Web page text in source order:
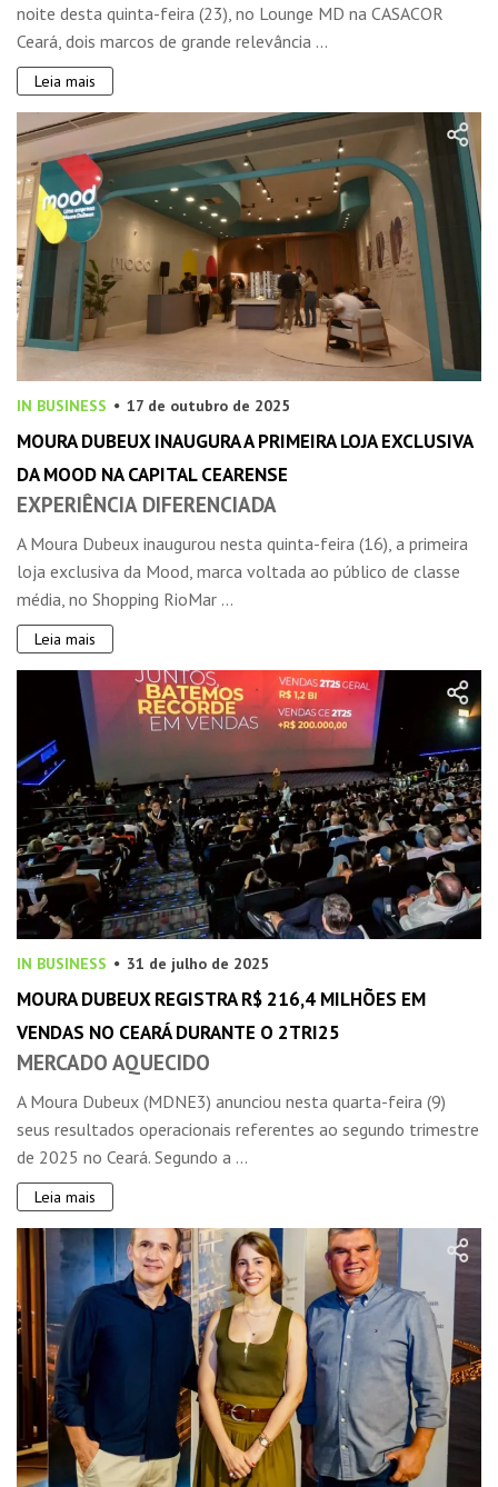
noite desta quinta-feira (23), no Lounge MD na CASACOR
Ceará, dois marcos de grande relevância ...
Leia mais
IN BUSINESS 17 de outubro de 2025
MOURA DUBEUX INAUGURA A PRIMEIRA LOJA EXCLUSIVA
DA MOOD NA CAPITAL CEARENSE
EXPERIÊNCIA DIFERENCIADA
A Moura Dubeux inaugurou nesta quinta-feira (16), a primeira
loja exclusiva da Mood, marca voltada ao público de classe
média, no Shopping RioMar ...
Leia mais
IN BUSINESS 31 de julho de 2025
MOURA DUBEUX REGISTRA R$ 216,4 MILHÕES EM
VENDAS NO CEARÁ DURANTE O 2TRI25
MERCADO AQUECIDO
A Moura Dubeux (MDNE3) anunciou nesta quarta-feira (9)
seus resultados operacionais referentes ao segundo trimestre
de 2025 no Ceará. Segundo a ...
Leia mais